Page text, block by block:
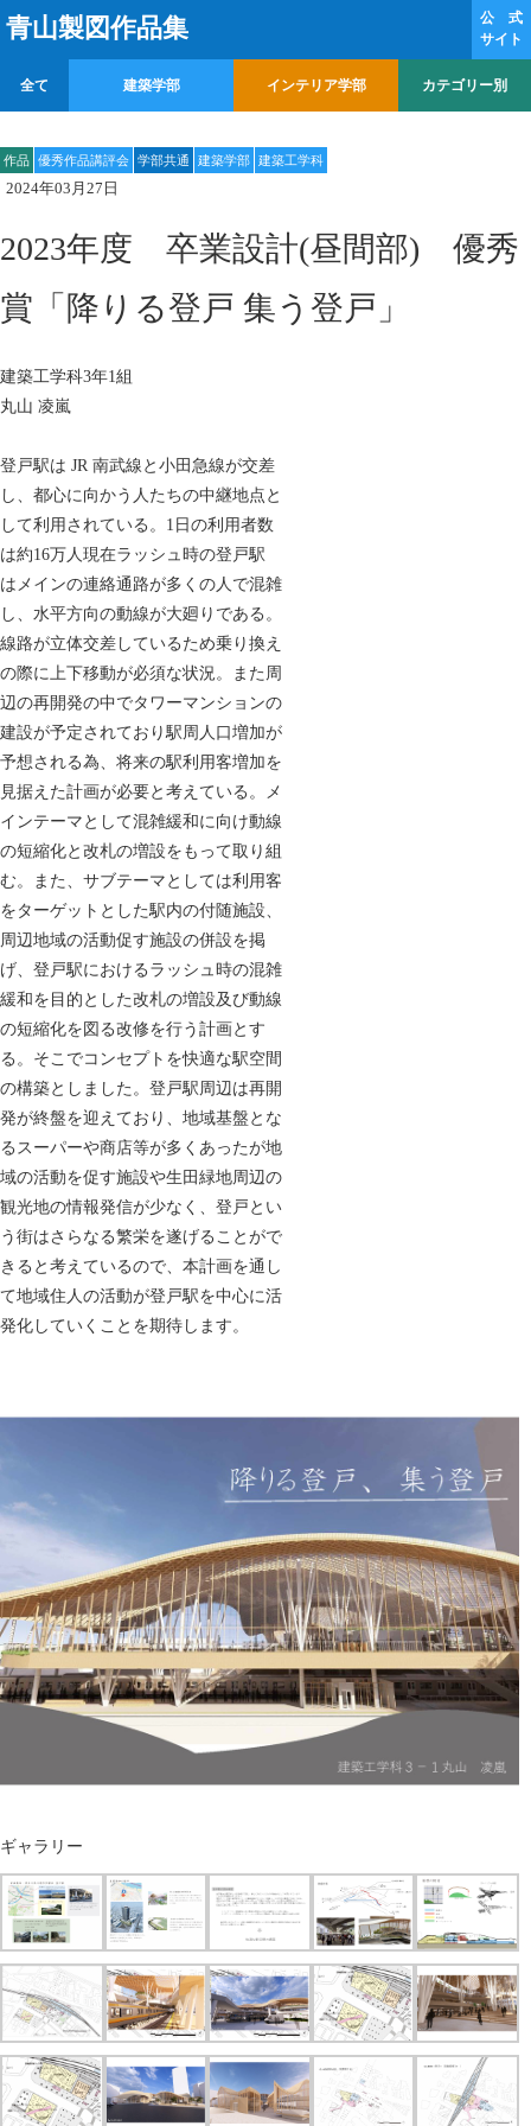
青山製図作品集
公 式
サイト
全て 建築学部 インテリア学部 カテゴリー別
作品 優秀作品講評会 学部共通 建築学部 建築工学科
2024年03月27日
2023年度 卒業設計(昼間部) 優秀
賞「降りる登戸 集う登戸」
建築工学科3年1組
丸山 凌嵐
登戸駅は JR 南武線と小田急線が交差
し、都心に向かう人たちの中継地点と
して利用されている。1日の利用者数
は約16万人現在ラッシュ時の登戸駅
はメインの連絡通路が多くの人で混雑
し、水平方向の動線が大廻りである。
線路が立体交差しているため乗り換え
の際に上下移動が必須な状況。また周
辺の再開発の中でタワーマンションの
建設が予定されており駅周人口増加が
予想される為、将来の駅利用客増加を
見据えた計画が必要と考えている。メ
インテーマとして混雑緩和に向け動線
の短縮化と改札の増設をもって取り組
む。また、サブテーマとしては利用客
をターゲットとした駅内の付随施設、
周辺地域の活動促す施設の併設を掲
げ、登戸駅におけるラッシュ時の混雑
緩和を目的とした改札の増設及び動線
の短縮化を図る改修を行う計画とす
る。そこでコンセプトを快適な駅空間
の構築としました。登戸駅周辺は再開
発が終盤を迎えており、地域基盤とな
るスーパーや商店等が多くあったが地
域の活動を促す施設や生田緑地周辺の
観光地の情報発信が少なく、登戸とい
う街はさらなる繁栄を遂げることがで
きると考えているので、本計画を通し
て地域住人の活動が登戸駅を中心に活
発化していくことを期待します。
ギャラリー